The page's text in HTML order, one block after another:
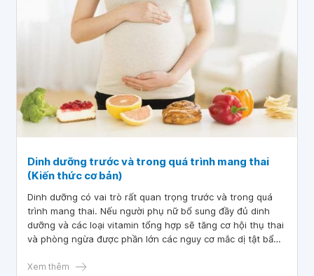
Dinh dưỡng trước và trong quá trình mang thai
(Kiến thức cơ bản)
Dinh dưỡng có vai trò rất quan trọng trước và trong quá
trình mang thai. Nếu người phụ nữ bổ sung đầy đủ dinh
dưỡng và các loại vitamin tổng hợp sẽ tăng cơ hội thụ thai
và phòng ngừa được phần lớn các nguy cơ mắc dị tật bẩm
Xem thêm